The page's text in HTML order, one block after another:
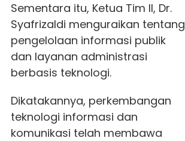
Sementara itu, Ketua Tim II, Dr.
Syafrizaldi menguraikan tentang
pengelolaan informasi publik
dan layanan administrasi
berbasis teknologi.
Dikatakannya, perkembangan
teknologi informasi dan
komunikasi telah membawa